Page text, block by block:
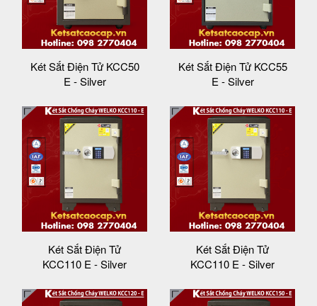
Két Sắt Điện Tử KCC50
E - Silver
Két Sắt Điện Tử KCC55
E - Silver
Két Sắt Điện Tử
KCC110 E - Silver
Két Sắt Điện Tử
KCC110 E - Silver